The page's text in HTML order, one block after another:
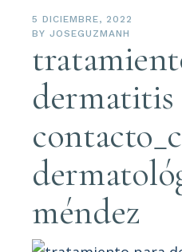
5 DICIEMBRE, 2022
BY JOSEGUZMANH
dermatitis
méndez